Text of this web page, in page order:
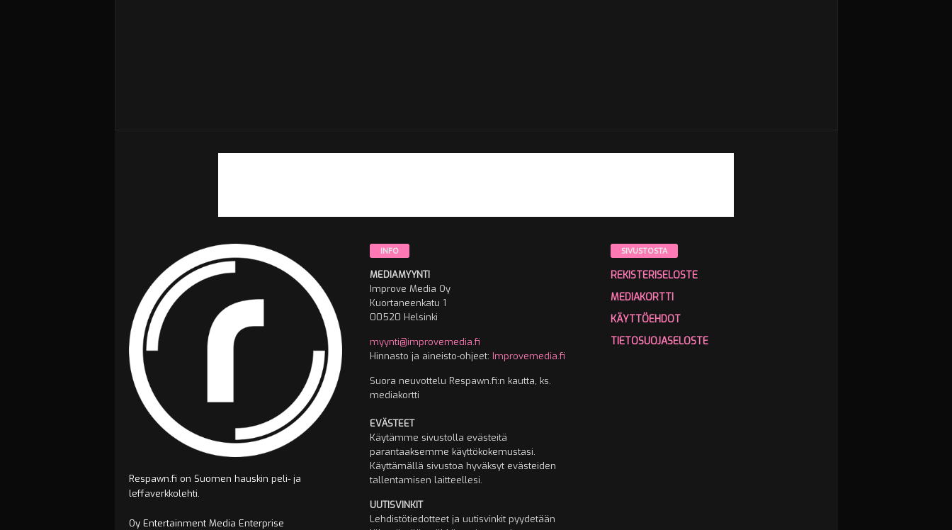
Respawn.fi on Suomen hauskin peli- ja
leffaverkkolehti.
Oy Entertainment Media Enterprise
INFO
MEDIAMYYNTI
Improve Media Oy
Kuortaneenkatu 1
00520 Helsinki
myynti@improvemedia.fi
Hinnasto ja aineisto-ohjeet: Improvemedia.fi
Suora neuvottelu Respawn.fi:n kautta, ks.
mediakortti
EVÄSTEET
Käytämme sivustolla evästeitä
parantaaksemme käyttökokemustasi.
Käyttämällä sivustoa hyväksyt evästeiden
tallentamisen laitteellesi.
UUTISVINKIT
Lehdistötiedotteet ja uutisvinkit pyydetään
SIVUSTOSTA
REKISTERISELOSTE
MEDIAKORTTI
KÄYTTÖEHDOT
TIETOSUOJASELOSTE